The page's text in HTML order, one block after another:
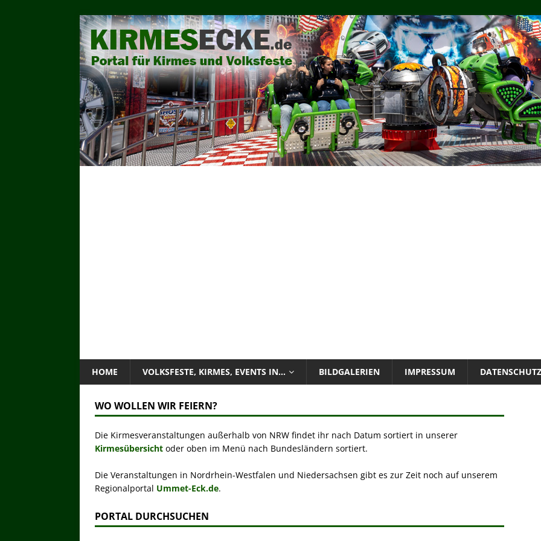
HOME VOLKSFESTE, KIRMES, EVENTS IN… BILDGALERIEN IMPRESSUM DATENSCHUTZ
WO WOLLEN WIR FEIERN?
Die Kirmesveranstaltungen außerhalb von NRW findet ihr nach Datum sortiert in unserer
Kirmesübersicht oder oben im Menü nach Bundesländern sortiert.
Die Veranstaltungen in Nordrhein-Westfalen und Niedersachsen gibt es zur Zeit noch auf unserem
Regionalportal Ummet-Eck.de.
PORTAL DURCHSUCHEN